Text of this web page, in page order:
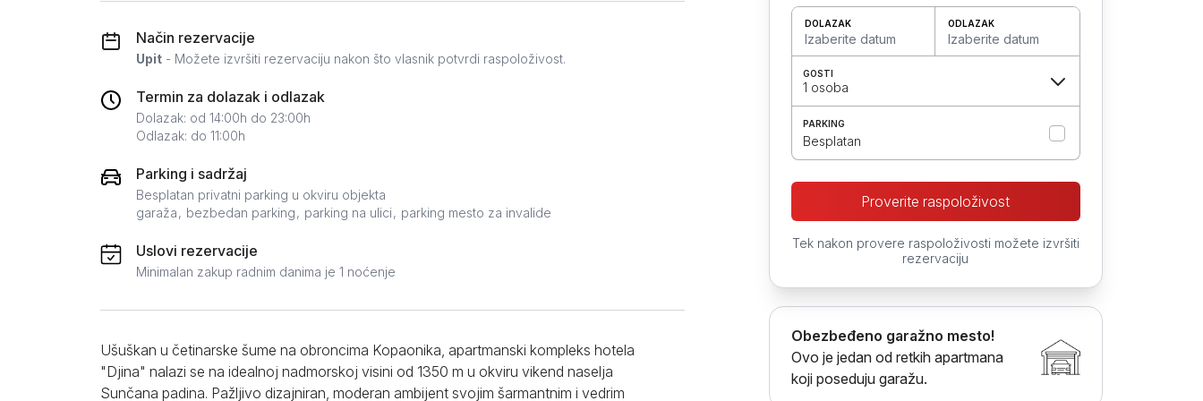
Način rezervacije
Upit - Možete izvršiti rezervaciju nakon što vlasnik potvrdi raspoloživost.
Termin za dolazak i odlazak
Dolazak: od 14:00h do 23:00h
Odlazak: do 11:00h
Parking i sadržaj
Besplatan privatni parking u okviru objekta
garaža bezbedan parking parking na ulici parking mesto za invalide
Uslovi rezervacije
Minimalan zakup radnim danima je 1 noćenje
Ušuškan u četinarske šume na obroncima Kopaonika, apartmanski kompleks hotela
"Djina" nalazi se na idealnoj nadmorskoj visini od 1350 m u okviru vikend naselja
Sunčana padina. Pažljivo dizajniran, moderan ambijent svojim šarmantnim i vedrim
DOLAZAK
Izaberite datum
ODLAZAK
Izaberite datum
GOSTI
1 osoba
PARKING
Besplatan
Proverite raspoloživost
Tek nakon provere raspoloživosti možete izvršiti
rezervaciju
Obezbeđeno garažno mesto!
Ovo je jedan od retkih apartmana
koji poseduju garažu.